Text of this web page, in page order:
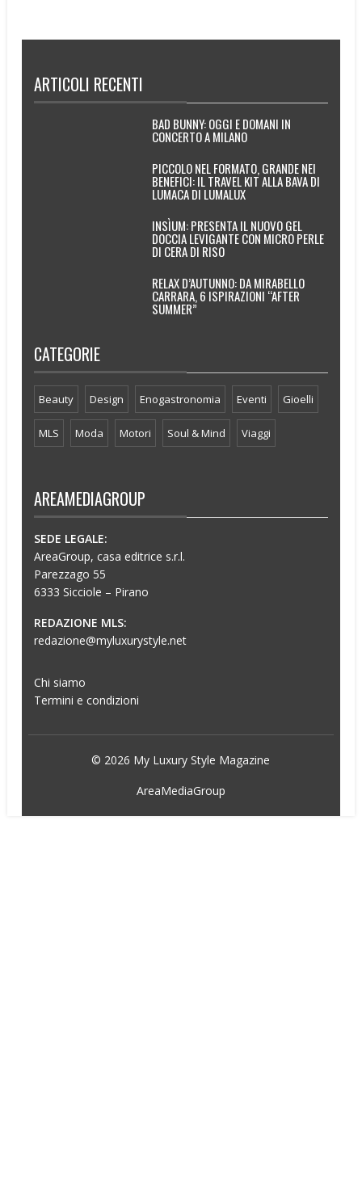
ARTICOLI RECENTI
BAD BUNNY: OGGI E DOMANI IN
CONCERTO A MILANO
PICCOLO NEL FORMATO, GRANDE NEI
BENEFICI: IL TRAVEL KIT ALLA BAVA DI
LUMACA DI LUMALUX
INSÌUM: PRESENTA IL NUOVO GEL
DOCCIA LEVIGANTE CON MICRO PERLE
DI CERA DI RISO
RELAX D’AUTUNNO: DA MIRABELLO
CARRARA, 6 ISPIRAZIONI “AFTER
SUMMER”
CATEGORIE
Beauty Design Enogastronomia Eventi Gioelli
MLS Moda Motori Soul & Mind Viaggi
AREAMEDIAGROUP
SEDE LEGALE:
AreaGroup, casa editrice s.r.l.
Parezzago 55
6333 Sicciole – Pirano
REDAZIONE MLS:
redazione@myluxurystyle.net
Chi siamo
Termini e condizioni
© 2026 My Luxury Style Magazine
AreaMediaGroup